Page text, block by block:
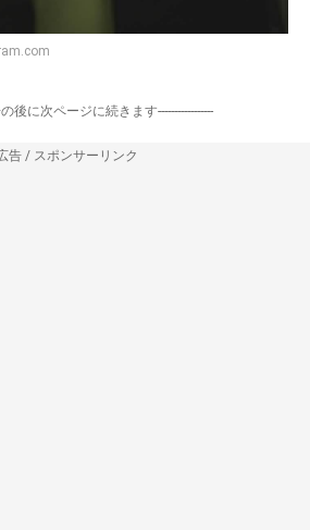
の後に次ページに続きます-----------------
告 / スポンサーリンク